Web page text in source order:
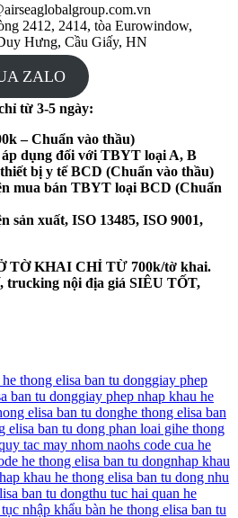
2412, 2414, tòa Eurowindow,
Hưng, Cầu Giấy, HN
ZALO
từ 3-5 ngày:
– Chuẩn vào thầu)
dụng đối với TBYT loại A, B
bị y tế BCD (Chuẩn vào thầu)
mua bán TBYT loại BCD (Chuẩn
sản xuất, ISO 13485, ISO 9001,
TỜ KHAI CHỈ TỪ 700k/tờ khai.
trucking nội địa giá SIÊU TỐT,
thong elisa ban tu donggiay phep
ban tu donggiay phep nhap khau he
elisa ban tu donghe thong elisa ban
elisa ban tu dong phan loai gihe thong
tac may nhom naohs code cua he
he thong elisa ban tu dongnhap khau
khau he thong elisa ban tu dong nhu
ban tu dongthu tuc hai quan he
nhập khẩu bàn he thong elisa ban tu